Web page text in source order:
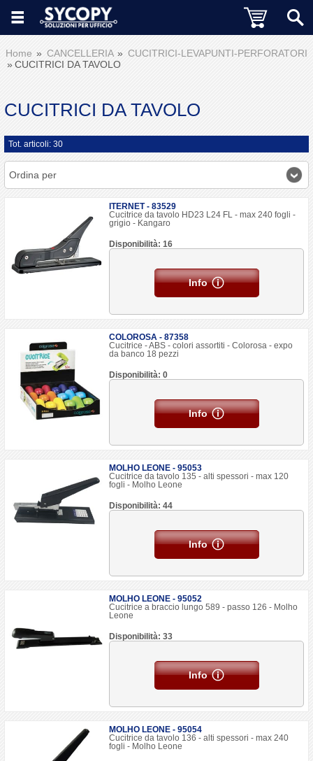
Home CANCELLERIA
CUCITRICI-LEVAPUNTI-PERFORATORI
CUCITRICI DA TAVOLO
CUCITRICI DA TAVOLO
Tot. articoli: 30
Ordina per
ITERNET - 83529
Cucitrice da tavolo HD23 L24 FL - max 240 fogli -
grigio - Kangaro
Disponibilità: 16
Info
COLOROSA - 87358
Cucitrice - ABS - colori assortiti - Colorosa - expo
da banco 18 pezzi
Disponibilità: 0
Info
MOLHO LEONE - 95053
Cucitrice da tavolo 135 - alti spessori - max 120
fogli - Molho Leone
Disponibilità: 44
Info
MOLHO LEONE - 95052
Cucitrice a braccio lungo 589 - passo 126 - Molho
Leone
Disponibilità: 33
Info
MOLHO LEONE - 95054
Cucitrice da tavolo 136 - alti spessori - max 240
fogli - Molho Leone